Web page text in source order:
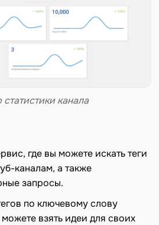
канала
где вы можете искать теги
каналам, а также
запросы.
по ключевому слову
взять идеи для своих